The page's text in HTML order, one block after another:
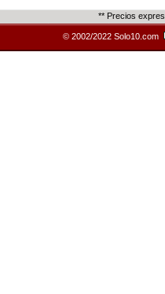
** Precios
© 2002/2022 Solo10.com